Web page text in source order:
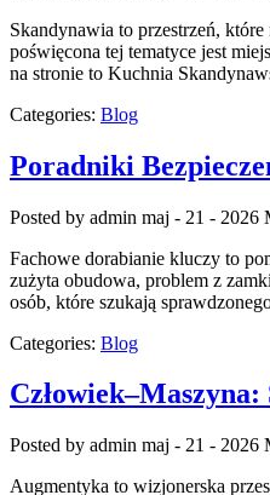
Skandynawia to przestrzeń,
poświęcona tej tematyce jest
na stronie to Kuchnia
Categories: Blog
Poradniki
Posted by admin maj - 21 - 2026
Fachowe dorabianie kluczy to
zużyta obudowa, problem z
osób, które szukają
Categories: Blog
Człowiek–Maszyna:
Posted by admin maj - 21 - 2026
Augmentyka to wizjonerska